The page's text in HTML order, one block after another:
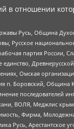
отношении
Русь, Община
Русское
партия
Омская
Боровский,
последователей
ВОЛЯ, Меджлис
Фирма,
Русь,